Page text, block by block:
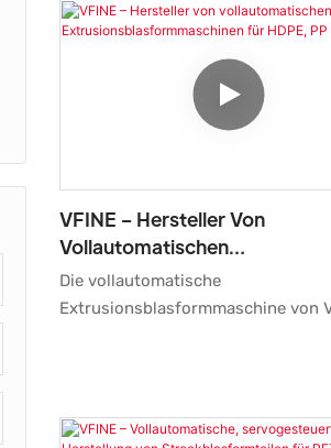
VFINE – Hersteller Von
Vollautomatischen
Extrusionsblasformmaschinen
HDPE, PP Und PC
Die vollautomatische
Extrusionsblasformmaschine von
servogesteuert, was die Bedienung